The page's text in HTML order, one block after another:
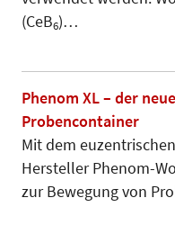
(CeB6)…
Phenom XL – der
Probencontainer
Mit dem
Hersteller Phenom-
zur Bewegung von